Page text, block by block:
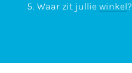
Waar zit jullie winkel?